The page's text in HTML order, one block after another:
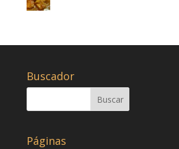
Buscador
Páginas